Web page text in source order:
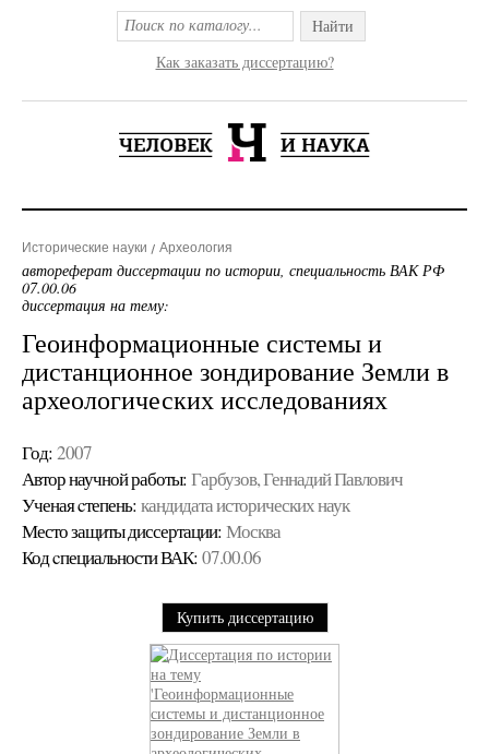
Найти
Как заказать диссертацию?
Исторические науки Археология
автореферат диссертации по истории, специальность ВАК РФ
07.00.06
диссертация на тему:
Геоинформационные системы и
дистанционное зондирование Земли в
археологических исследованиях
Год: 2007
Автор научной работы: Гарбузов, Геннадий Павлович
Ученая cтепень: кандидата исторических наук
Место защиты диссертации: Москва
Код cпециальности ВАК: 07.00.06
Купить диссертацию